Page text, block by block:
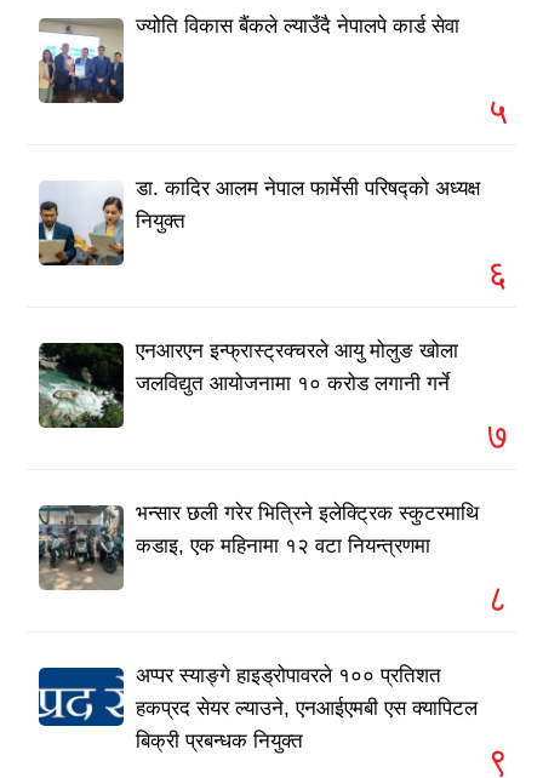
ज्योति विकास बैंकले ल्याउँदै नेपालपे कार्ड सेवा
५
डा. कादिर आलम नेपाल फार्मेसी परिषद्को अध्यक्ष
नियुक्त
६
एनआरएन इन्फ्रास्ट्रक्चरले आयु मोलुङ खोला
जलविद्युत आयोजनामा १० करोड लगानी गर्ने
७
भन्सार छली गरेर भित्रिने इलेक्ट्रिक स्कुटरमाथि
कडाइ, एक महिनामा १२ वटा नियन्त्रणमा
८
अप्पर स्याङ्गे हाइड्रोपावरले १०० प्रतिशत
हकप्रद सेयर ल्याउने, एनआईएमबी एस क्यापिटल
बिक्री प्रबन्धक नियुक्त
९